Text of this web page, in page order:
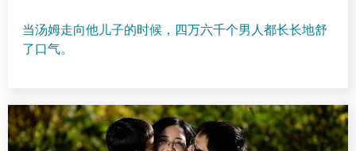
当汤姆走向他儿子的时候，四万六千个男人都长长地舒
了口气。